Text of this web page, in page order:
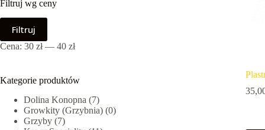
Filtruj wg ceny
Cena
min.
Cena
maks.Filtruj
Cena: 30 zł— 40 zł
Kategorie produktów
Dolina Konopna (7)
Growkity (Grzybnia) (0)
Grzyby (7)